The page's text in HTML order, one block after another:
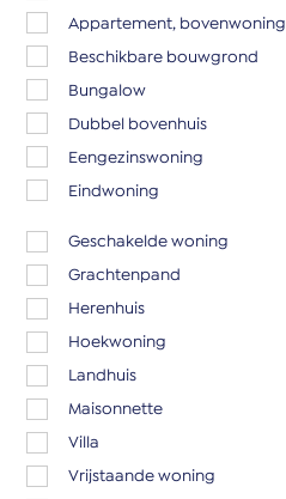
Appartement, bovenwoning
Beschikbare bouwgrond
Bungalow
Dubbel bovenhuis
Eengezinswoning
Eindwoning
Geschakelde woning
Grachtenpand
Herenhuis
Hoekwoning
Landhuis
Maisonnette
Villa
Vrijstaande woning